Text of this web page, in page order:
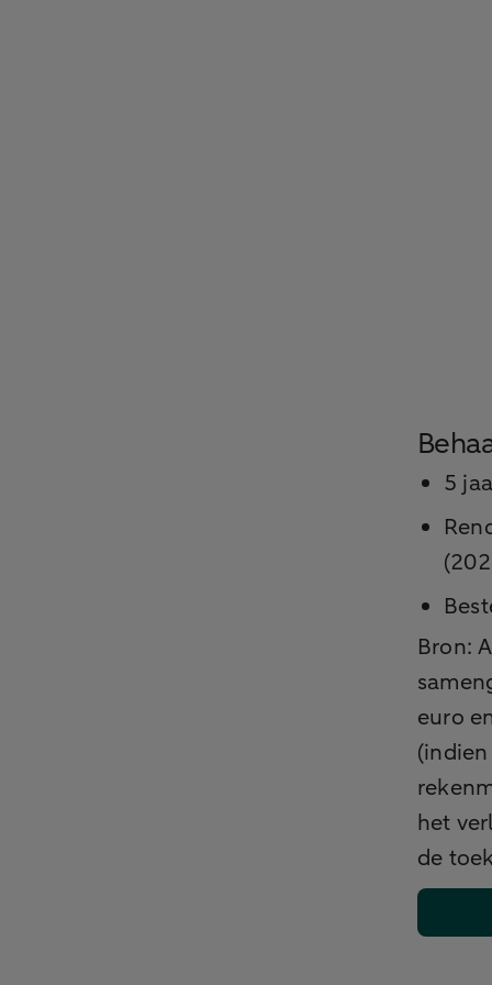
5
Bron:
euro
het
de